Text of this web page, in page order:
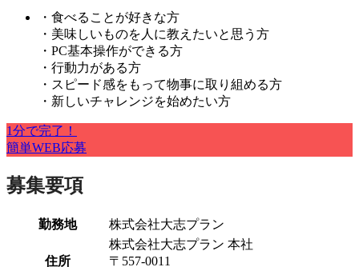
・食べることが好きな方
・美味しいものを人に教えたいと思う方
・PC基本操作ができる方
・行動力がある方
・スピード感をもって物事に取り組める方
・新しいチャレンジを始めたい方
1分で完了！
簡単WEB応募
募集要項
勤務地 株式会社大志プラン
住所
株式会社大志プラン 本社
〒557-0011